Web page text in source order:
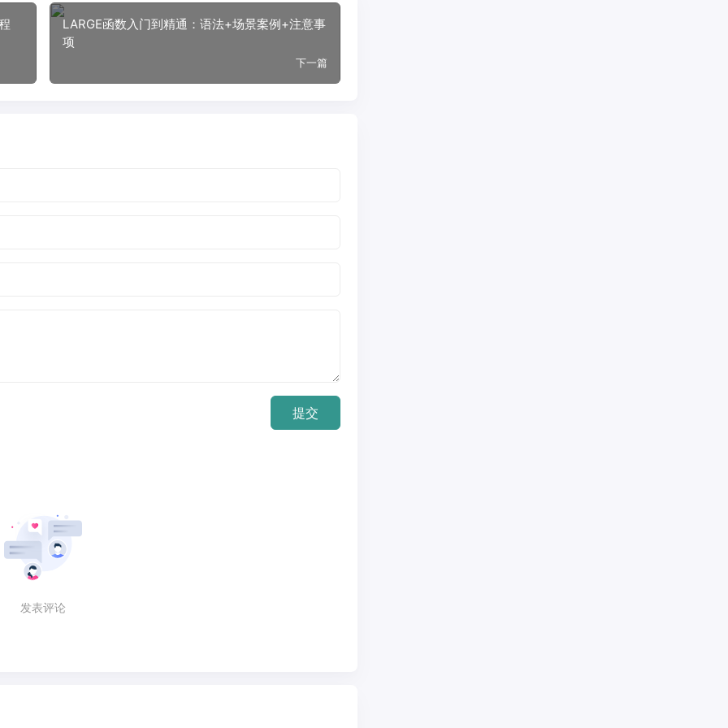
LARGE函数入门到精通：语法+场景案例+注意事
项
下一篇
提交
发表评论